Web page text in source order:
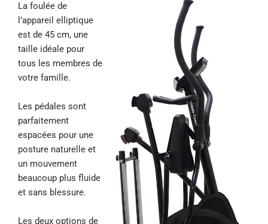
La foulée de
l’appareil elliptique
est de 45 cm, une
taille idéale pour
tous les membres de
votre famille.
Les pédales sont
parfaitement
espacées pour une
posture naturelle et
un mouvement
beaucoup plus fluide
et sans blessure.
Les deux options de